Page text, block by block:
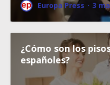
Europa Press · 3
¿Cómo son los
españoles?